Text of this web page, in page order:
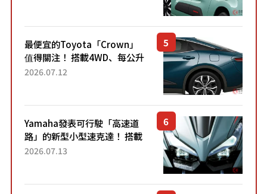
最便宜的Toyota「Crown」
值得關注！ 搭載4WD、每公升
22.4公里低油耗表現超亮眼！
2026.07.12
Yamaha發表可行駛「高速道
路」的新型小型速克達！ 搭載
能享受超強勁「渦輪感」的動
2026.07.13